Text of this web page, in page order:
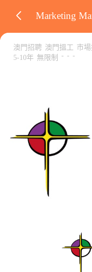
澳門招聘 澳門搵工 市
5-10年 無限制 - - -